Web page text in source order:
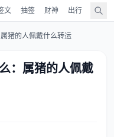
文 抽签 财神 出行 值神
猪的人佩戴什么转运
：属猪的人佩戴